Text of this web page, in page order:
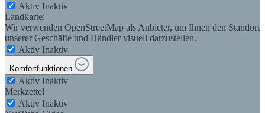
Aktiv Inaktiv
Landkarte:
Wir verwenden OpenStreetMap als Anbieter, um Ihnen den Standort
unserer Geschäfte und Händler visuell darzustellen.
Aktiv Inaktiv
Komfortfunktionen
Aktiv Inaktiv
Merkzettel
Aktiv Inaktiv